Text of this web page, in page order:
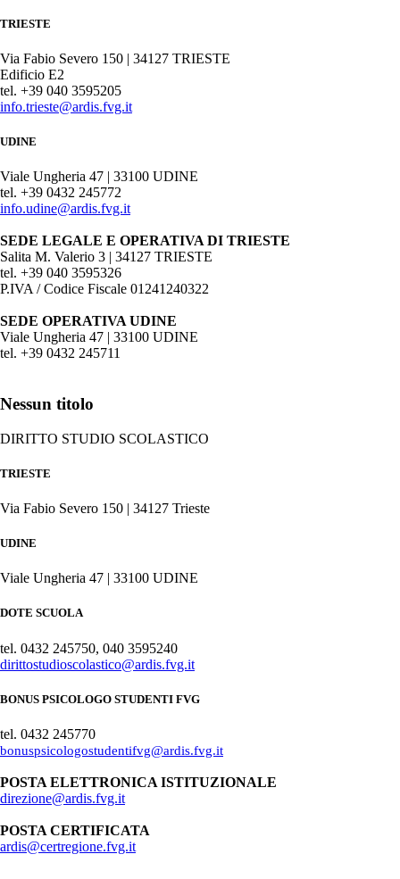
TRIESTE
Via Fabio Severo 150 | 34127 TRIESTE
Edificio E2
tel. +39 040 3595205
info.trieste@ardis.fvg.it
UDINE
Viale Ungheria 47 | 33100 UDINE
tel. +39 0432 245772
info.udine@ardis.fvg.it
SEDE LEGALE E OPERATIVA DI TRIESTE
Salita M. Valerio 3 | 34127 TRIESTE
tel. +39 040 3595326
P.IVA / Codice Fiscale 01241240322
SEDE OPERATIVA UDINE
Viale Ungheria 47 | 33100 UDINE
tel. +39 0432 245711
Nessun titolo
DIRITTO STUDIO SCOLASTICO
TRIESTE
Via Fabio Severo 150 | 34127 Trieste
UDINE
Viale Ungheria 47 | 33100 UDINE
DOTE SCUOLA
tel. 0432 245750, 040 3595240
dirittostudioscolastico@ardis.fvg.it
BONUS PSICOLOGO STUDENTI FVG
tel. 0432 245770
bonuspsicologostudentifvg@ardis.fvg.it
POSTA ELETTRONICA ISTITUZIONALE
direzione@ardis.fvg.it
POSTA CERTIFICATA
ardis@certregione.fvg.it